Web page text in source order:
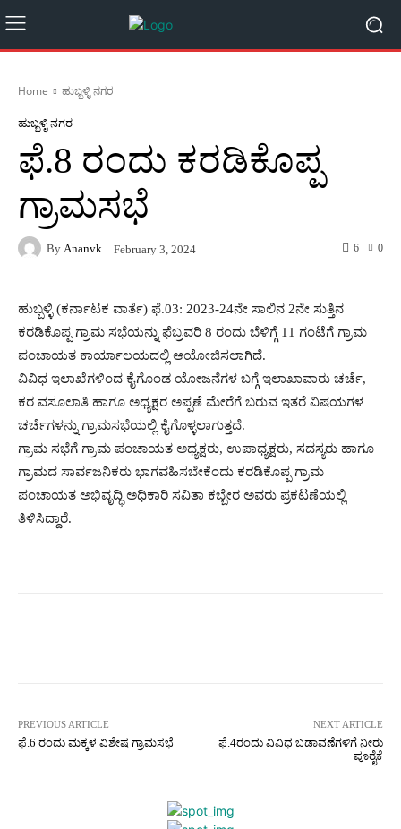
Home ಹುಬ್ಬಳ್ಳಿ ನಗರ
ಹುಬ್ಬಳ್ಳಿ ನಗರ
ಫೆ.8 ರಂದು ಕರಡಿಕೊಪ್ಪ
ಗ್ರಾಮಸಭೆ
By Ananvk February 3, 2024 0
6
ಹುಬ್ಬಳ್ಳಿ (ಕರ್ನಾಟಕ ವಾರ್ತೆ) ಫೆ.03: 2023-24ನೇ ಸಾಲಿನ 2ನೇ ಸುತ್ತಿನ
ಕರಡಿಕೊಪ್ಪ ಗ್ರಾಮ ಸಭೆಯನ್ನು ಫೆಬ್ರವರಿ 8 ರಂದು ಬೆಳಿಗ್ಗೆ 11 ಗಂಟೆಗೆ ಗ್ರಾಮ
ಪಂಚಾಯತ ಕಾರ್ಯಾಲಯದಲ್ಲಿ ಆಯೋಜಿಸಲಾಗಿದೆ.
ವಿವಿಧ ಇಲಾಖೆಗಳಿಂದ ಕೈಗೊಂಡ ಯೋಜನೆಗಳ ಬಗ್ಗೆ ಇಲಾಖಾವಾರು ಚರ್ಚೆ,
ಕರ ವಸೂಲಾತಿ ಹಾಗೂ ಅಧ್ಯಕ್ಷರ ಅಪ್ಪಣೆ ಮೇರೆಗೆ ಬರುವ ಇತರೆ ವಿಷಯಗಳ
ಚರ್ಚೆಗಳನ್ನು ಗ್ರಾಮಸಭೆಯಲ್ಲಿ ಕೈಗೊಳ್ಳಲಾಗುತ್ತದೆ.
ಗ್ರಾಮ ಸಭೆಗೆ ಗ್ರಾಮ ಪಂಚಾಯತ ಅಧ್ಯಕ್ಷರು, ಉಪಾಧ್ಯಕ್ಷರು, ಸದಸ್ಯರು ಹಾಗೂ
ಗ್ರಾಮದ ಸಾರ್ವಜನಿಕರು ಭಾಗವಹಿಸಬೇಕೆಂದು ಕರಡಿಕೊಪ್ಪ ಗ್ರಾಮ
ಪಂಚಾಯತ ಅಭಿವೃದ್ಧಿ ಅಧಿಕಾರಿ ಸವಿತಾ ಕಬ್ಬೇರ ಅವರು ಪ್ರಕಟಣೆಯಲ್ಲಿ
ತಿಳಿಸಿದ್ದಾರೆ.
PREVIOUS ARTICLE
ಫೆ.6 ರಂದು ಮಕ್ಕಳ ವಿಶೇಷ ಗ್ರಾಮಸಭೆ
NEXT ARTICLE
ಫೆ.4ರಂದು ವಿವಿಧ ಬಡಾವಣೆಗಳಿಗೆ ನೀರು
ಪೂರೈಕೆ